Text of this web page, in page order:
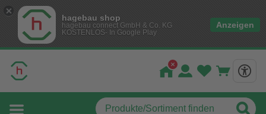
hagebau shop
hagebau connect GmbH & Co. KG
KOSTENLOS- In Google Play
Anzeigen